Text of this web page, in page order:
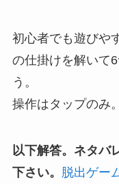
初心者でも遊びや
の仕掛けを解いて
う。
操作はタップのみ
以下解答。ネタバ
下さい。 脱出ゲー